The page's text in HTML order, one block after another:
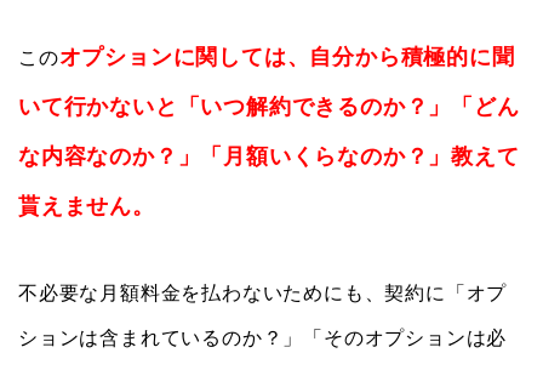
このオプションに関しては、自分から積極的に聞
いて行かないと「いつ解約できるのか？」「どん
な内容なのか？」「月額いくらなのか？」教えて
貰えません。
不必要な月額料金を払わないためにも、契約に「オプ
ションは含まれているのか？」「そのオプションは必